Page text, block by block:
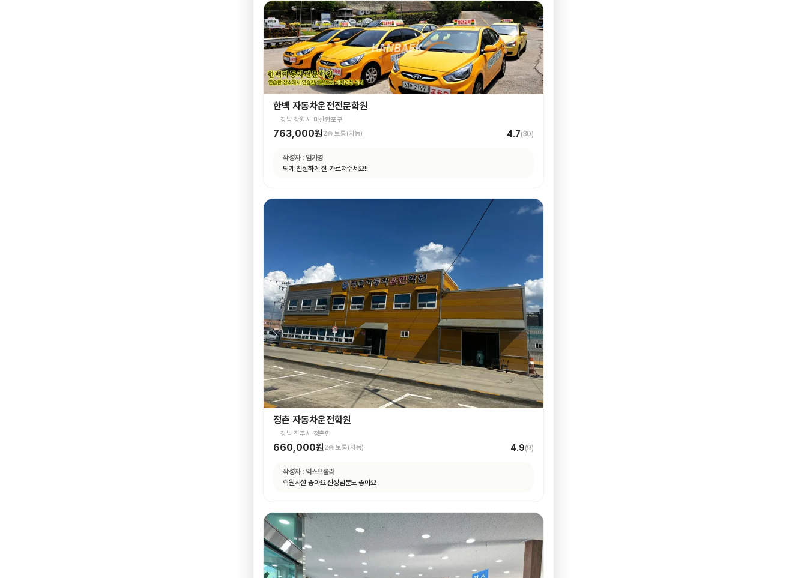
한백 자동차운전전문학원
경남 창원시 마산합포구
763,000원 2종 보통(자동) 4.7(30)
작성자 : 임가영
되게 친절하게 잘 가르쳐주세요!!
정촌 자동차운전학원
경남 진주시 정촌면
660,000원2종 보통(자동) 4.9(9)
작성자 : 익스프롤러
학원시설 좋아요 선생님분도 좋아요